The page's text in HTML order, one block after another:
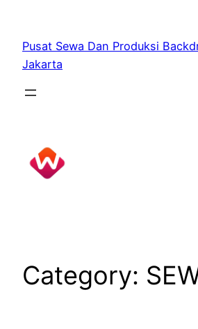
content
Pusat Sewa Dan Produksi
Jakarta
Category: